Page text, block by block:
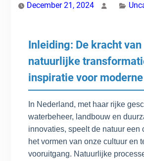
December 21, 2024
Inleiding: De kracht van
natuurlijke
inspiratie voor
In Nederland, met haar rijke
waterbeheer, landbouw en
innovaties, speelt de natuur een
het vormen van onze cultuur en
vooruitgang. Natuurlijke